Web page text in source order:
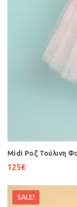
Midi Ροζ Τούλινη
125€
SALE!